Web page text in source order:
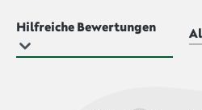
Hilfreiche Bewertungen